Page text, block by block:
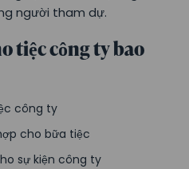
người tham dự.
tiệc công ty bao
công ty
cho bữa tiệc
sự kiện công ty